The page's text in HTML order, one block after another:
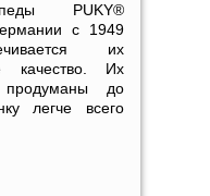
PUKY®
с 1949
их
качество. Их
до
легче всего